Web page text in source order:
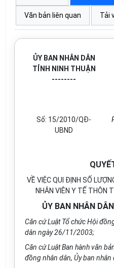
Văn bản liên quan Tải
ỦY BAN NHÂN DÂN
TỈNH NINH THUẬN
--------
Số: 15/2010/QĐ-
UBND
VỀ VIỆC QUI ĐỊNH SỐ
NHÂN VIÊN Y TẾ THÔN
ỦY BAN NHÂN
Căn cứ Luật Tổ chức Hội
dân ngày 26/11/2003;
Căn cứ Luật Ban hành văn
đồng nhân dân, Ủy ban